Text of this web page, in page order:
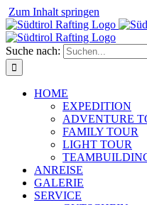
Zum Inhalt springen
Suche nach:
HOME
EXPEDITION
ADVENTURE
FAMILY TOUR
LIGHT TOUR
ANREISE
GALERIE
SERVICE